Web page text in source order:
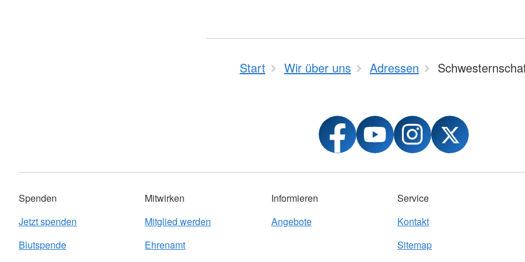
Start Wir über uns Adressen
Spenden
Jetzt spenden
Blutspende
Mitwirken
Mitglied werden
Ehrenamt
Informieren
Angebote
Service
Kontakt
Sitemap